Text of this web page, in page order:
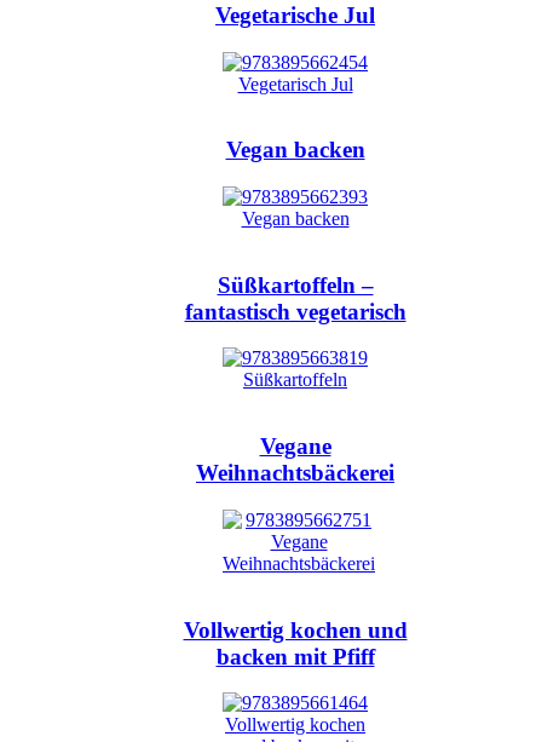
Vegetarische Jul
Vegan backen
Süßkartoffeln –
fantastisch vegetarisch
Vegane
Weihnachtsbäckerei
Vollwertig kochen und
backen mit Pfiff